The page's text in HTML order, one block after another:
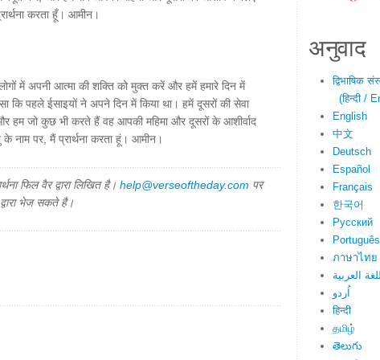
करता हूँ। आमीन।
में अपनी आत्मा की शक्ति को मुक्त करें और हमें हमारे दिन में
कि पहले ईसाइयों ने अपने दिन में किया था। हमें दूसरों की सेवा
जो कुछ भी करते हैं वह आपकी महिमा और दूसरों के आशीर्वाद
नाम पर, मैं प्रार्थना करता हूं। आमीन।
फिल वैर द्वारा लिखित है। help@verseoftheday.com पर
भेज सकते है।
अनुवाद
द्विभाषिक
(हिन्दी /
English
中文
Deutsch
Español
Français
한국어
Русский
Português
ภาษาไทย
العربية
اُردو
हिन्दी
தமிழ்
తెలుగు